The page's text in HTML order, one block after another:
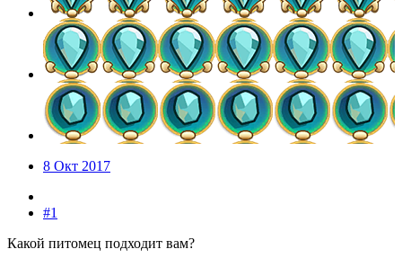
8 Окт 2017
#1
Какой питомец подходит вам?